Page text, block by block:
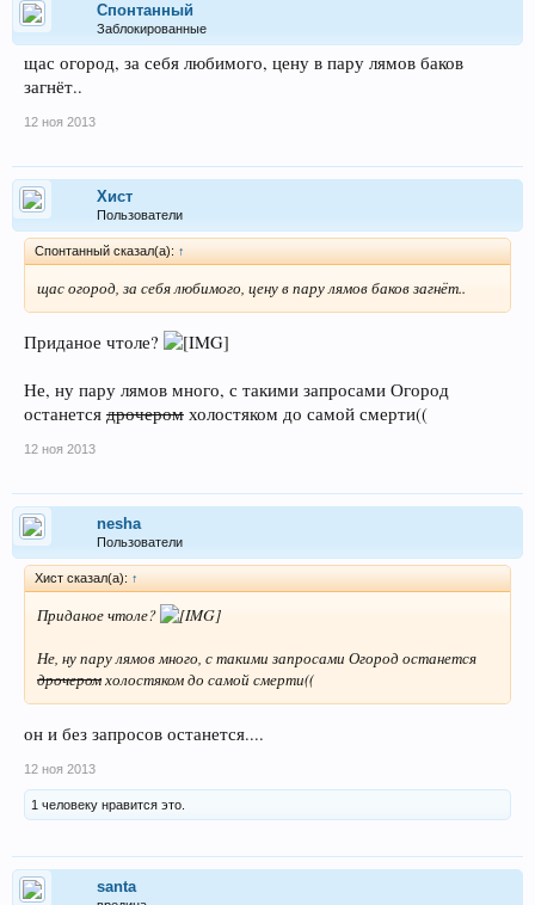
Спонтанный
Заблокированные
щас огород, за себя любимого, цену в пару лямов баков
загнёт..
12 ноя 2013
Хист
Пользователи
Спонтанный сказал(а): ↑
щас огород, за себя любимого, цену в пару лямов баков загнёт..
Приданое чтоле?
Не, ну пару лямов много, с такими запросами Огород
останется дрочером холостяком до самой смерти((
12 ноя 2013
nesha
Пользователи
Хист сказал(а): ↑
Приданое чтоле?
Не, ну пару лямов много, с такими запросами Огород останется
дрочеромхолостяком до самой смерти((
он и без запросов останется....
12 ноя 2013
1 человеку нравится это.
santa